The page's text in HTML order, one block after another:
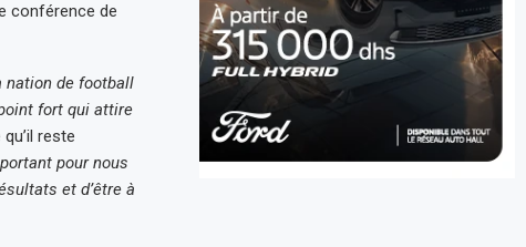
conférence de
nation de football
fort qui attire
reste
pour nous
et d’être à